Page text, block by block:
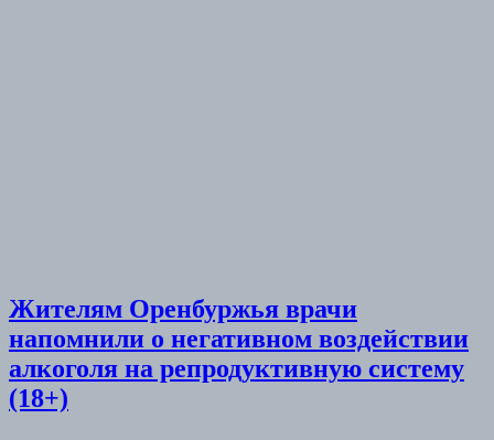
Жителям Оренбуржья врачи
напомнили о негативном воздействии
алкоголя на репродуктивную систему
(18+)